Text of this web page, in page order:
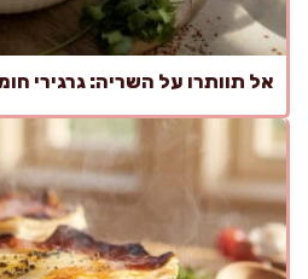
אל תוותרו על השריה: גרגירי